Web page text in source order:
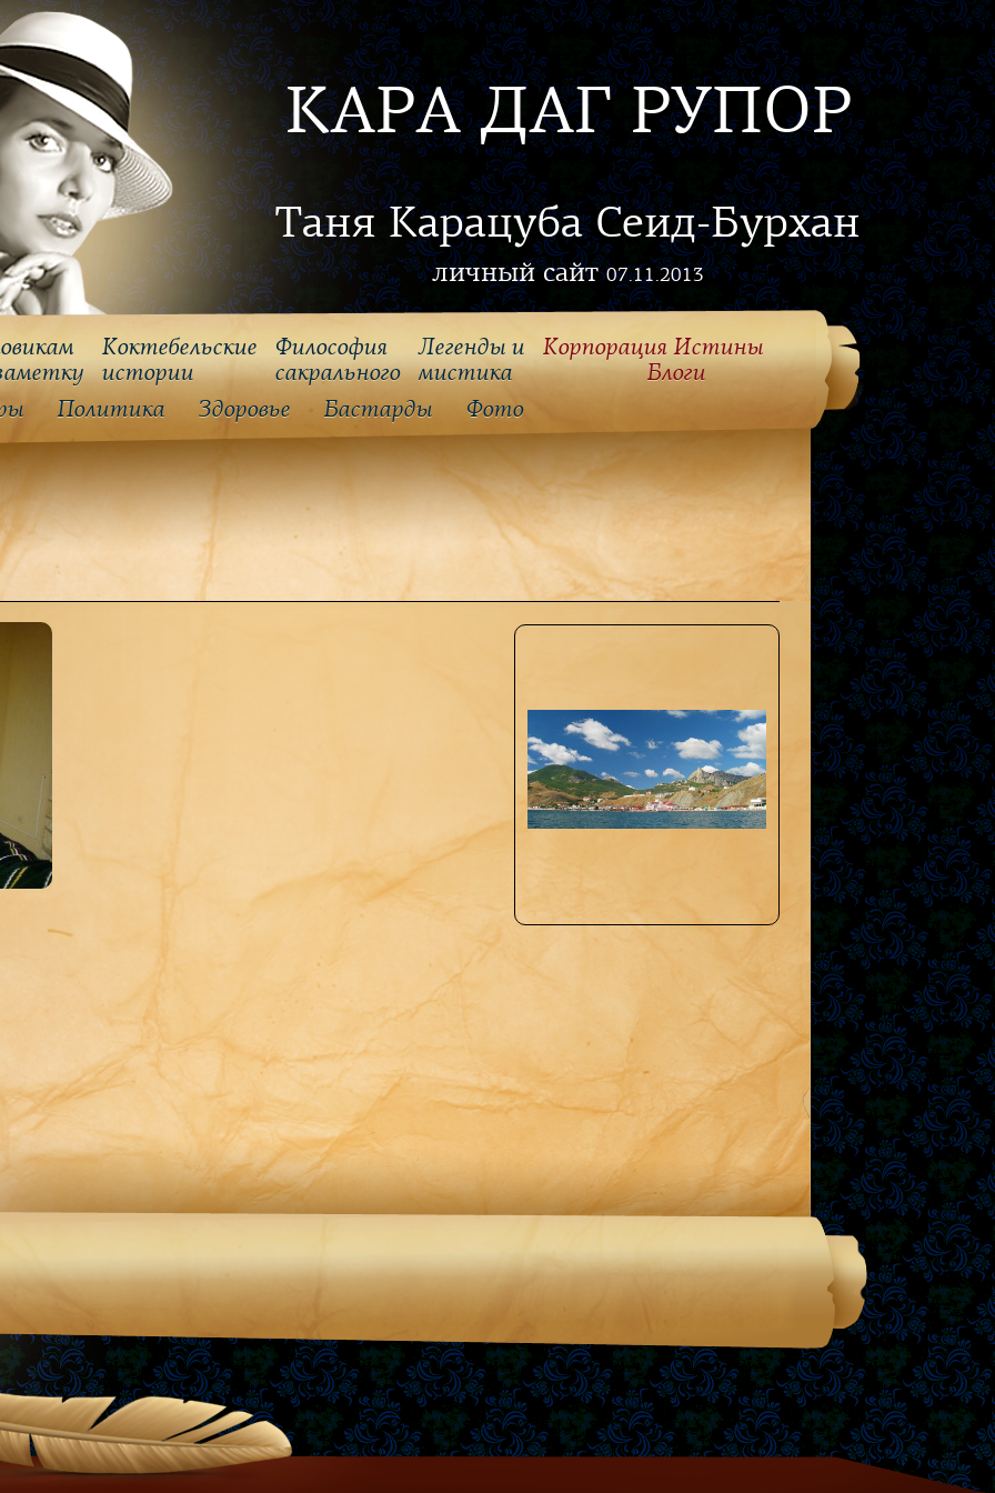
КАРА ДАГ РУПОР
Таня Карацуба Сеид-Бурхан
личный сайт07.11.2013
Коктебельские
истории
Философия
cакрального
Легенды и
мистика
Корпорация Истины
Блоги
Политика Здоровье Бастарды Фото